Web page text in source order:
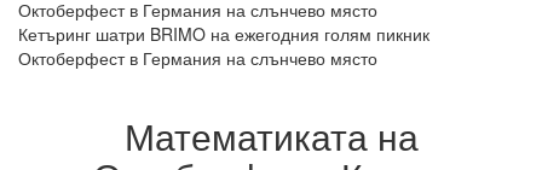
Кетъринг шатри BRIMO на ежегодния голям пикник
Октоберфест в Германия на слънчево място
Математиката на